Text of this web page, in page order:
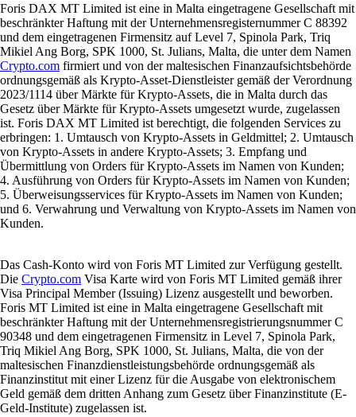
Foris DAX MT Limited ist eine in Malta eingetragene Gesellschaft mit
beschränkter Haftung mit der Unternehmensregisternummer C 88392
und dem eingetragenen Firmensitz auf Level 7, Spinola Park, Triq
Mikiel Ang Borg, SPK 1000, St. Julians, Malta, die unter dem Namen
Crypto.com firmiert und von der maltesischen Finanzaufsichtsbehörde
ordnungsgemäß als Krypto-Asset-Dienstleister gemäß der Verordnung
2023/1114 über Märkte für Krypto-Assets, die in Malta durch das
Gesetz über Märkte für Krypto-Assets umgesetzt wurde, zugelassen
ist. Foris DAX MT Limited ist berechtigt, die folgenden Services zu
erbringen: 1. Umtausch von Krypto-Assets in Geldmittel; 2. Umtausch
von Krypto-Assets in andere Krypto-Assets; 3. Empfang und
Übermittlung von Orders für Krypto-Assets im Namen von Kunden;
4. Ausführung von Orders für Krypto-Assets im Namen von Kunden;
5. Überweisungsservices für Krypto-Assets im Namen von Kunden;
und 6. Verwahrung und Verwaltung von Krypto-Assets im Namen von
Kunden.
Das Cash-Konto wird von Foris MT Limited zur Verfügung gestellt.
Die Crypto.com Visa Karte wird von Foris MT Limited gemäß ihrer
Visa Principal Member (Issuing) Lizenz ausgestellt und beworben.
Foris MT Limited ist eine in Malta eingetragene Gesellschaft mit
beschränkter Haftung mit der Unternehmensregistrierungsnummer C
90348 und dem eingetragenen Firmensitz in Level 7, Spinola Park,
Triq Mikiel Ang Borg, SPK 1000, St. Julians, Malta, die von der
maltesischen Finanzdienstleistungsbehörde ordnungsgemäß als
Finanzinstitut mit einer Lizenz für die Ausgabe von elektronischem
Geld gemäß dem dritten Anhang zum Gesetz über Finanzinstitute (E-
Geld-Institute) zugelassen ist.